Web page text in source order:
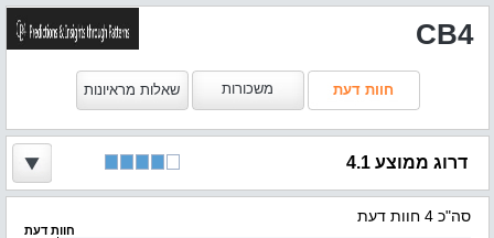
CB4
חוות דעת משכורות שאלות מראיונות
דרוג ממוצע 4.1
סה"כ 4 חוות דעת
חוות דעת